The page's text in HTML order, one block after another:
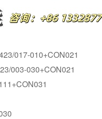
017-010+CON021
003-030+CON021